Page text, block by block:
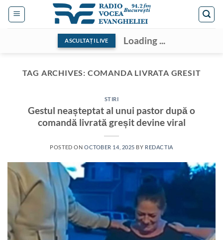
Skip
ASCULTAȚI LIVE Loading ...
TAG ARCHIVES: COMANDA LIVRATA GRESIT
STIRI
Gestul neașteptat al unui pastor după o
comandă livrată greșit devine viral
POSTED ON OCTOBER 14, 2025 BY REDACTIA